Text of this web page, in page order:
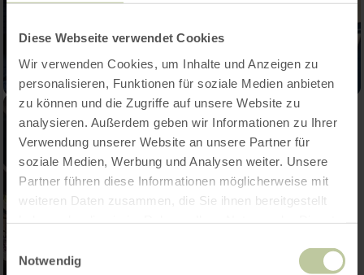
Diese Webseite verwendet Cookies
Wir verwenden Cookies, um Inhalte und Anzeigen zu
personalisieren, Funktionen für soziale Medien anbieten
zu können und die Zugriffe auf unsere Website zu
analysieren. Außerdem geben wir Informationen zu Ihrer
Verwendung unserer Website an unsere Partner für
soziale Medien, Werbung und Analysen weiter. Unsere
Partner führen diese Informationen möglicherweise mit
weiteren Daten zusammen, die Sie ihnen bereitgestellt
Einwilligungsauswahl
Notwendig